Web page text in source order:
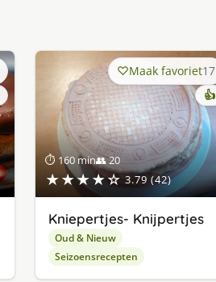
⏱ 160 min👥 20
★★★★☆ 3.79 (42)
Maak favoriet17
👍
Kniepertjes- Knijpertjes
Oud & Nieuw
Seizoensrecepten